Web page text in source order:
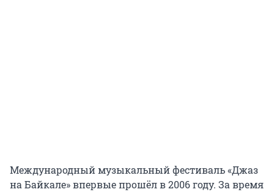
Международный музыкальный фестиваль «Джаз
на Байкале» впервые прошёл в 2006 году. За время